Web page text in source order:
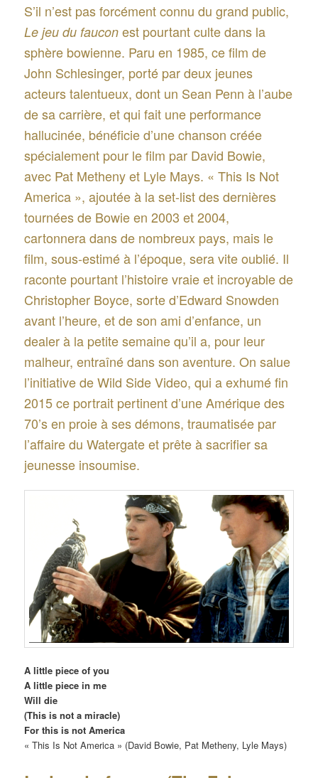
S’il n’est pas forcément connu du grand public,
Le jeu du faucon est pourtant culte dans la
sphère bowienne. Paru en 1985, ce film de
John Schlesinger, porté par deux jeunes
acteurs talentueux, dont un Sean Penn à l’aube
de sa carrière, et qui fait une performance
hallucinée, bénéficie d’une chanson créée
spécialement pour le film par David Bowie,
avec Pat Metheny et Lyle Mays. « This Is Not
America », ajoutée à la set-list des dernières
tournées de Bowie en 2003 et 2004,
cartonnera dans de nombreux pays, mais le
film, sous-estimé à l’époque, sera vite oublié. Il
raconte pourtant l’histoire vraie et incroyable de
Christopher Boyce, sorte d’Edward Snowden
avant l’heure, et de son ami d’enfance, un
dealer à la petite semaine qu’il a, pour leur
malheur, entraîné dans son aventure. On salue
l’initiative de Wild Side Video, qui a exhumé fin
2015 ce portrait pertinent d’une Amérique des
70’s en proie à ses démons, traumatisée par
l’affaire du Watergate et prête à sacrifier sa
jeunesse insoumise.
A little piece of you
A little piece in me
Will die
(This is not a miracle)
For this is not America
« This Is Not America » (David Bowie, Pat Metheny, Lyle Mays)